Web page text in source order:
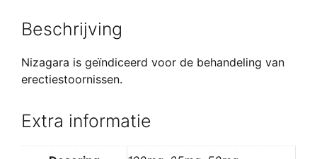
Beschrijving
Nizagara is geïndiceerd voor de behandeling van
erectiestoornissen.
Extra informatie